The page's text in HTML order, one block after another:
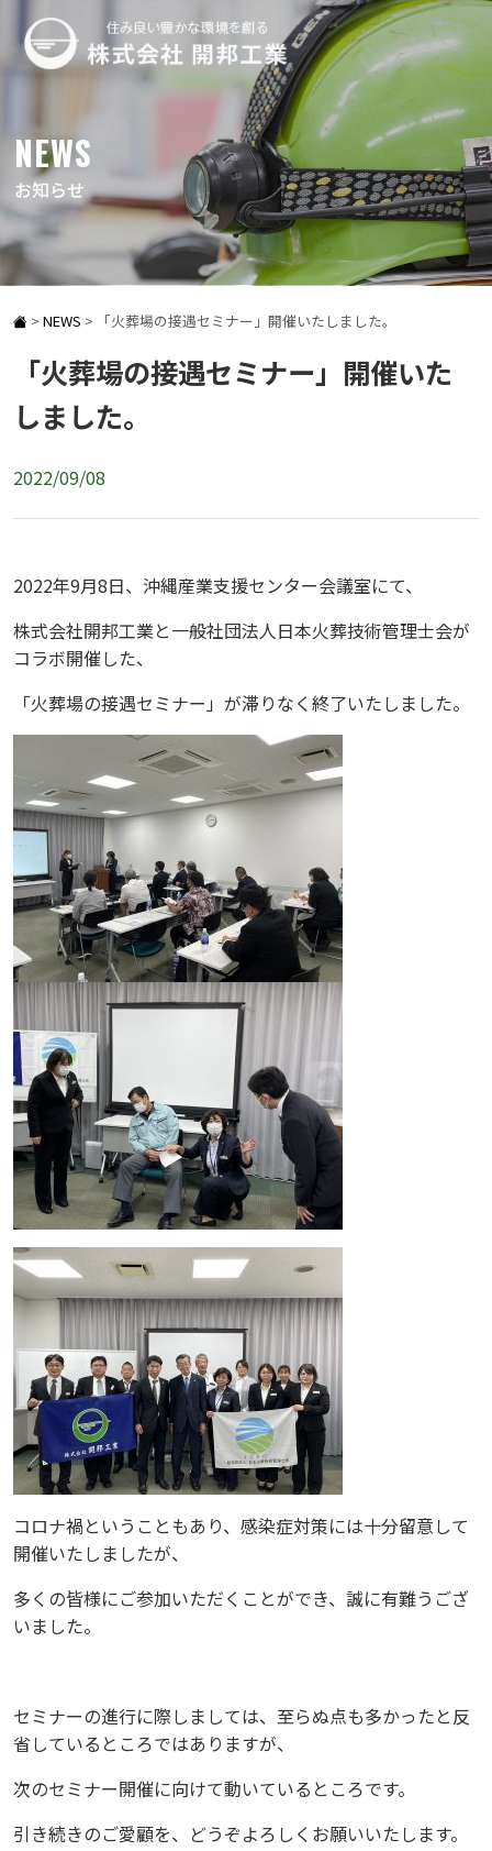
NEWS
お知らせ
> NEWS > 「火葬場の接遇セミナー」開催いたしました。
「火葬場の接遇セミナー」開催いた
しました。
2022/09/08
2022年9月8日、沖縄産業支援センター会議室にて、
株式会社開邦工業と一般社団法人日本火葬技術管理士会が
コラボ開催した、
「火葬場の接遇セミナー」が滞りなく終了いたしました。
コロナ禍ということもあり、感染症対策には十分留意して
開催いたしましたが、
多くの皆様にご参加いただくことができ、誠に有難うござ
いました。
セミナーの進行に際しましては、至らぬ点も多かったと反
省しているところではありますが、
次のセミナー開催に向けて動いているところです。
引き続きのご愛顧を、どうぞよろしくお願いいたします。